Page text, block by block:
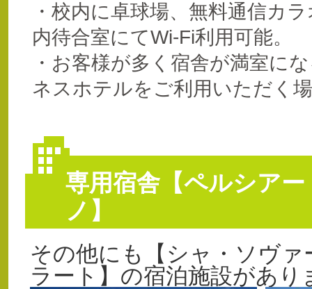
・校内に卓球場、無料通信カ
内待合室にてWi-Fi利用可能。
・お客様が多く宿舎が満室に
ネスホテルをご利用いただく
専用宿舎【ペルシアー
ノ】
その他にも【シャ・ソヴ
ラート】の宿泊施設があ